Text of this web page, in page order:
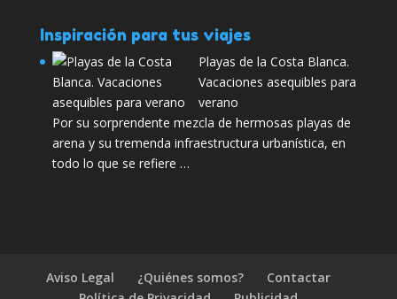
Inspiración para tus viajes
Playas de la Costa Blanca.
Vacaciones asequibles para
verano
Por su sorprendente mezcla de hermosas playas de
arena y su tremenda infraestructura urbanística, en
todo lo que se refiere …
Aviso Legal ¿Quiénes somos?
Contactar